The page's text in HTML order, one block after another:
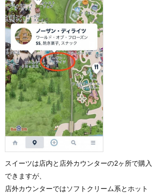
スイーツは店内と店外カウンターの2ヶ所で購入
できますが、
店外カウンターではソフトクリーム系とホット